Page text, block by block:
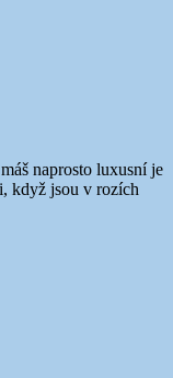
naprosto luxusníje
když jsou v rozích